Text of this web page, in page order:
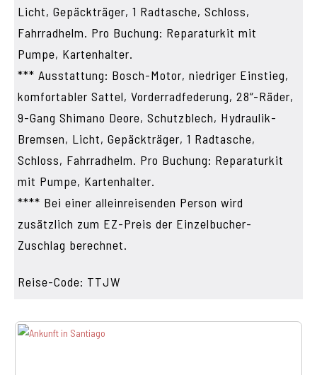
Licht, Gepäckträger, 1 Radtasche, Schloss,
Fahrradhelm. Pro Buchung: Reparaturkit mit
Pumpe, Kartenhalter.
*** Ausstattung: Bosch-Motor, niedriger Einstieg,
komfortabler Sattel, Vorderradfederung, 28“-Räder,
9-Gang Shimano Deore, Schutzblech, Hydraulik-
Bremsen, Licht, Gepäckträger, 1 Radtasche,
Schloss, Fahrradhelm. Pro Buchung: Reparaturkit
mit Pumpe, Kartenhalter.
**** Bei einer alleinreisenden Person wird
zusätzlich zum EZ-Preis der Einzelbucher-
Zuschlag berechnet.
Reise-Code: TTJW